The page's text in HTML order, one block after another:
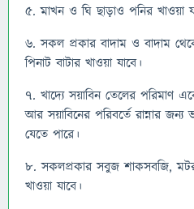
৫. মাখন ও ঘি ছাড়াও পনির খাওয়া
৬. সকল প্রকার বাদাম ও বাদাম
পিনাট বাটার খাওয়া যাবে।
৭. খাদ্যে সয়াবিন তেলের পরিমাণ
আর সয়াবিনের পরিবর্তে রান্নার
যেতে পারে।
৮. সকলপ্রকার সবুজ শাকসবজি,
খাওয়া যাবে।